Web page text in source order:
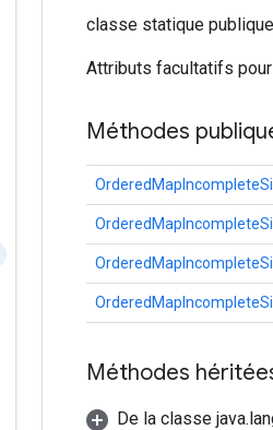
classe statique publique
Attributs facultatifs pour
Méthodes
Méthodes
De la classe